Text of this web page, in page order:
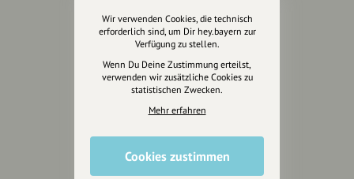
Unterstütze
unsere Plattform
hey.bayern ist ein Projekt von
uns für unsere Region und
wollen.
Wir verwenden Cookies, die technisch
erforderlich sind, um Dir hey.bayern zur
Verfügung zu stellen.
Wenn Du Deine Zustimmung erteilst,
verwenden wir zusätzliche Cookies zu
statistischen Zwecken.
Mehr erfahren
Cookies zustimmen